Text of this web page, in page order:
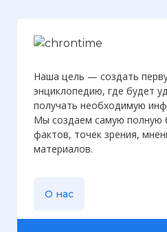
Наша цель — создать
энциклопедию, где будет
получать необходимую
Мы создаем самую полную
фактов, точек зрения,
материалов.
О нас